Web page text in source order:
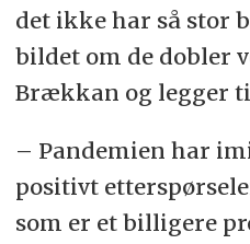
det ikke har så stor
bildet om de dobler
Brækkan og legger
– Pandemien har
positivt
som er et billigere